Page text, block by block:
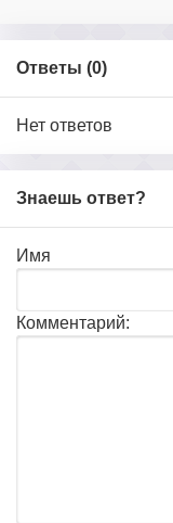
Ответы (0)
Нет ответов
Знаешь ответ?
Имя
Комментарий: